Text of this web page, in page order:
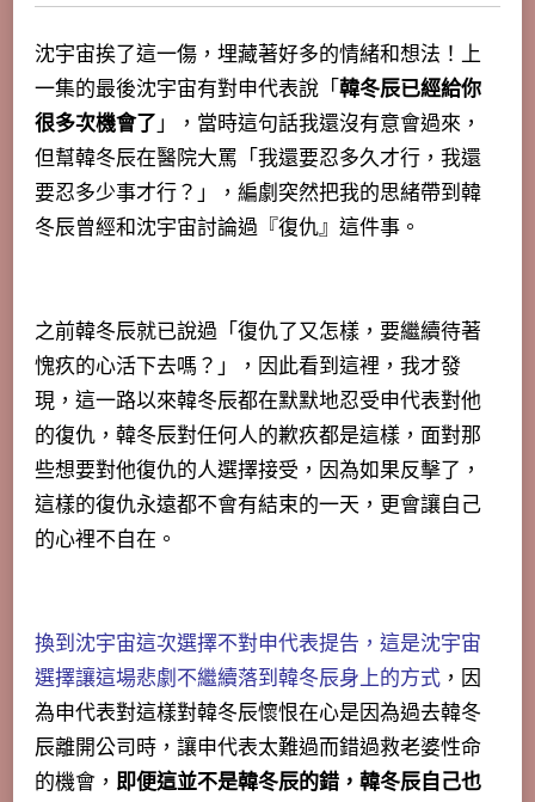
沈宇宙挨了這一傷，埋藏著好多的情緒和想法！上
一集的最後沈宇宙有對申代表說「韓冬辰已經給你
很多次機會了」，當時這句話我還沒有意會過來，
但幫韓冬辰在醫院大罵「我還要忍多久才行，我還
要忍多少事才行？ 」，編劇突然把我的思緒帶到韓
冬辰曾經和沈宇宙討論過『復仇』這件事。
之前韓冬辰就已說過「復仇了又怎樣，要繼續待著
愧疚的心活下去嗎？」，因此看到這裡，我才發
現，這一路以來韓冬辰都在默默地忍受申代表對他
的復仇，韓冬辰對任何人的歉疚都是這樣，面對那
些想要對他復仇的人選擇接受，因為如果反擊了，
這樣的復仇永遠都不會有結束的一天，更會讓自己
的心裡不自在。
換到沈宇宙這次選擇不對申代表提告，這是沈宇宙
選擇讓這場悲劇不繼續落到韓冬辰身上的方式 ，因
為申代表對這樣對韓冬辰懷恨在心是因為過去韓冬
辰離開公司時，讓申代表太難過而錯過救老婆性命
的機會， 即便這並不是韓冬辰的錯，韓冬辰自己也